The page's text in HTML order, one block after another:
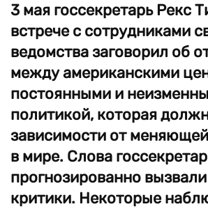
3 мая госсекретарь Рекс
встрече с сотрудниками
ведомства заговорил об
между американскими
постоянными и
политикой, которая
зависимости от
в мире. Слова
прогнозированно
критики. Некоторые